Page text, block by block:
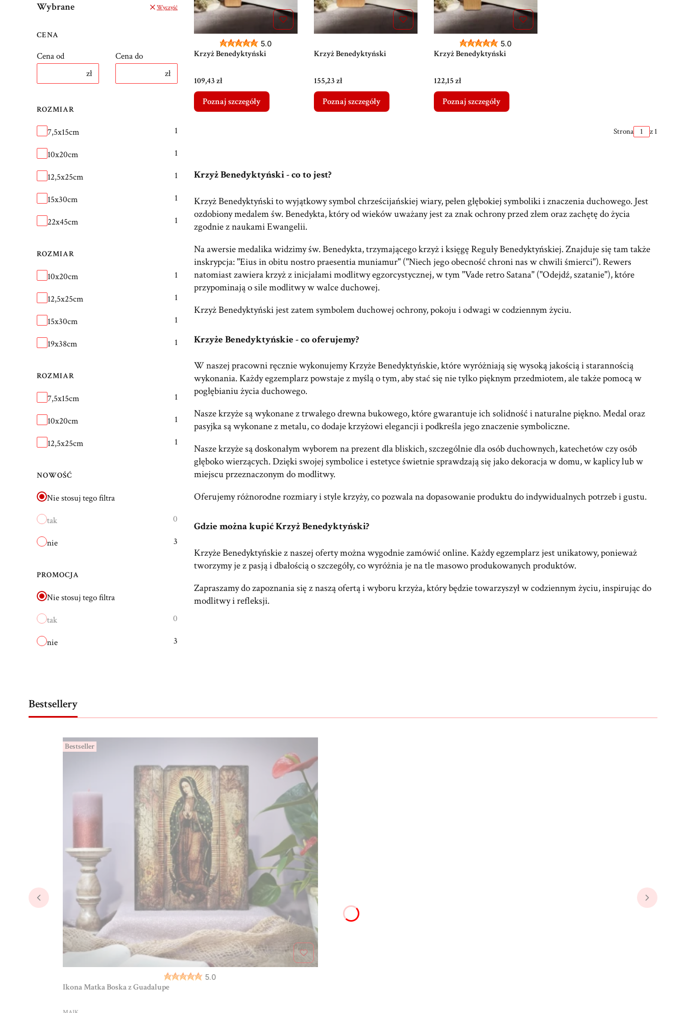
Wybrane Wyczyść
CENA
Cena od
zł
Cena do
zł
ROZMIAR
Rozmiar
7,5x15cm 1
10x20cm 1
12,5x25cm 1
15x30cm 1
22x45cm 1
ROZMIAR
Rozmiar
10x20cm 1
12,5x25cm 1
15x30cm 1
19x38cm 1
ROZMIAR
Rozmiar
7,5x15cm 1
10x20cm 1
12,5x25cm 1
NOWOŚĆ
Nie stosuj tego filtra
tak
0
nie 3
PROMOCJA
Nie stosuj tego filtra
tak
0
nie 3
5.0
Krzyż Benedyktyński
Cena
109,43 zł
Poznaj szczegóły
Krzyż Benedyktyński
Cena
155,23 zł
Poznaj szczegóły
5.0
Krzyż Benedyktyński
Cena
122,15 zł
Poznaj szczegóły
Strona z 1
Krzyż Benedyktyński - co to jest?
Krzyż Benedyktyński to wyjątkowy symbol chrześcijańskiej wiary, pełen głębokiej symboliki i znaczenia duchowego. Jest
ozdobiony medalem św. Benedykta, który od wieków uważany jest za znak ochrony przed złem oraz zachętę do życia
zgodnie z naukami Ewangelii.
Na awersie medalika widzimy św. Benedykta, trzymającego krzyż i księgę Reguły Benedyktyńskiej. Znajduje się tam także
inskrypcja: "Eius in obitu nostro praesentia muniamur" ("Niech jego obecność chroni nas w chwili śmierci"). Rewers
natomiast zawiera krzyż z inicjałami modlitwy egzorcystycznej, w tym "Vade retro Satana" ("Odejdź, szatanie"), które
przypominają o sile modlitwy w walce duchowej.
Krzyż Benedyktyński jest zatem symbolem duchowej ochrony, pokoju i odwagi w codziennym życiu.
Krzyże Benedyktyńskie - co oferujemy?
W naszej pracowni ręcznie wykonujemy Krzyże Benedyktyńskie, które wyróżniają się wysoką jakością i starannością
wykonania. Każdy egzemplarz powstaje z myślą o tym, aby stać się nie tylko pięknym przedmiotem, ale także pomocą w
pogłębianiu życia duchowego.
Nasze krzyże są wykonane z trwałego drewna bukowego, które gwarantuje ich solidność i naturalne piękno. Medal oraz
pasyjka są wykonane z metalu, co dodaje krzyżowi elegancji i podkreśla jego znaczenie symboliczne.
Nasze krzyże są doskonałym wyborem na prezent dla bliskich, szczególnie dla osób duchownych, katechetów czy osób
głęboko wierzących. Dzięki swojej symbolice i estetyce świetnie sprawdzają się jako dekoracja w domu, w kaplicy lub w
miejscu przeznaczonym do modlitwy.
Oferujemy różnorodne rozmiary i style krzyży, co pozwala na dopasowanie produktu do indywidualnych potrzeb i gustu.
Gdzie można kupić Krzyż Benedyktyński?
Krzyże Benedyktyńskie z naszej oferty można wygodnie zamówić online. Każdy egzemplarz jest unikatowy, ponieważ
tworzymy je z pasją i dbałością o szczegóły, co wyróżnia je na tle masowo produkowanych produktów.
Zapraszamy do zapoznania się z naszą ofertą i wyboru krzyża, który będzie towarzyszył w codziennym życiu, inspirując do
modlitwy i refleksji.
Bestsellery
Bestseller
5.0
Ikona Matka Boska z Guadalupe